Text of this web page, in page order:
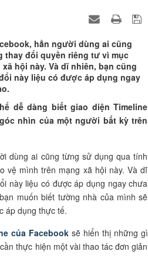
hẳn người dùng ai cũng
đổi quyền riêng tư vì mục
hội này. Và dĩ nhiên, bạn cũng
này liệu có được áp dụng ngay
dễ dàng biết giao diện Timeline
nhìn của một người bất kỳ trên
dùng ai cũng từng sử dụng qua tính
vệ mình trên mạng xã hội này. Và dĩ
này liệu có được áp dụng ngay chưa
muốn biết tường nhà của mình sẽ
áp dụng thực tế.
của Facebooksẽ hiển thị những gì
thực hiện một vài thao tác đơn giản